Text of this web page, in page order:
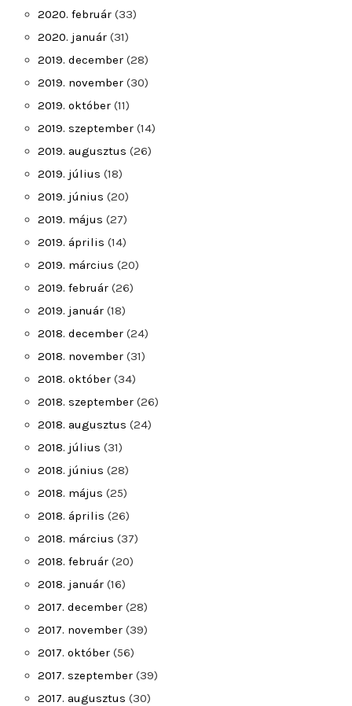
2020. február (33)
2020. január (31)
2019. december (28)
2019. november (30)
2019. október (11)
2019. szeptember (14)
2019. augusztus (26)
2019. július (18)
2019. június (20)
2019. május (27)
2019. április (14)
2019. március (20)
2019. február (26)
2019. január (18)
2018. december (24)
2018. november (31)
2018. október (34)
2018. szeptember (26)
2018. augusztus (24)
2018. július (31)
2018. június (28)
2018. május (25)
2018. április (26)
2018. március (37)
2018. február (20)
2018. január (16)
2017. december (28)
2017. november (39)
2017. október (56)
2017. szeptember (39)
2017. augusztus (30)